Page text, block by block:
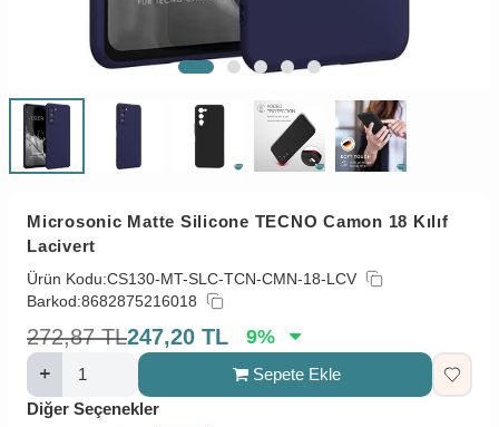
Microsonic Matte Silicone TECNO Camon 18 Kılıf
Lacivert
Ürün Kodu:CS130-MT-SLC-TCN-CMN-18-LCV
Barkod:8682875216018
272,87 TL247,20 TL 9%
Sepete Ekle
Diğer Seçenekler